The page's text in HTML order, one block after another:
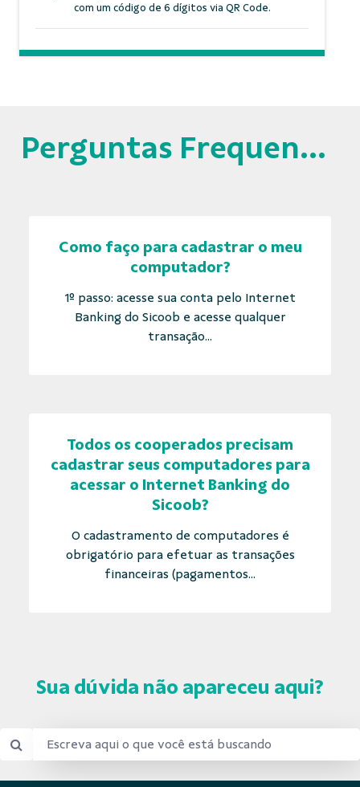
com um código de 6 dígitos via QR Code.
Perguntas Frequentes
Como faço para cadastrar o meu
computador?
1º passo: acesse sua conta pelo Internet
Banking do Sicoob e acesse qualquer
transação...
Todos os cooperados precisam
cadastrar seus computadores para
acessar o Internet Banking do
Sicoob?
O cadastramento de computadores é
obrigatório para efetuar as transações
financeiras (pagamentos...
Sua dúvida não apareceu aqui?